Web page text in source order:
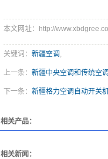
本文网址：http://
关键词： 新疆空调 ,
上一条： 新疆中央空调和传统空
下一条： 新疆格力空调自动开关
相关产品：
相关新闻：